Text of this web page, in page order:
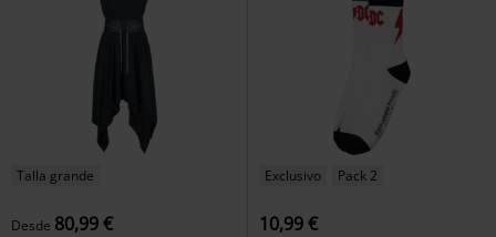
Talla grande
Desde 80,99 €
Exclusivo Pack 2
10,99 €